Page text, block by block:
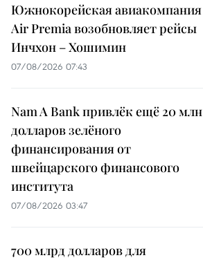
Южнокорейская авиакомпания
Air Premia возобновляет рейсы
Инчхон – Хошимин
07/08/2026 07:43
Nam A Bank привлёк ещё 20 млн
долларов зелёного
финансирования от
швейцарского финансового
института
07/08/2026 03:47
700 млрд долларов для